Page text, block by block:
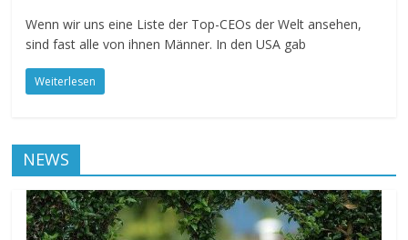
Wenn wir uns eine Liste der Top-CEOs der Welt ansehen,
sind fast alle von ihnen Männer. In den USA gab
Weiterlesen
NEWS